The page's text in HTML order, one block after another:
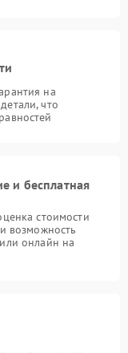
на
что
и бесплатная
стоимости
возможность
онлайн на